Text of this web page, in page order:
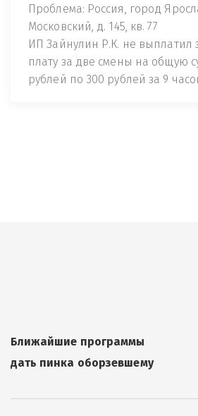
Проблема: Россия, город
Московский, д. 145, кв. 77
ИП Зайнулин Р.К. не выплатил
плату за две смены на общую
рублей по 300 рублей за 9
Ближайшие программы
дать пинка оборзевшему